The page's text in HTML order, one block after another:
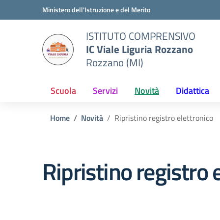
Vai ai contenuti
Vai al menu di navigazioneMinistero dell'Istruzione e del Merito
ISTITUTO COMPRENSIVO
IC Viale Liguria Rozzano
Rozzano (MI)
Scuola Servizi Novità Didattica
Home Novità Ripristino registro elettronico
Ripristino registro